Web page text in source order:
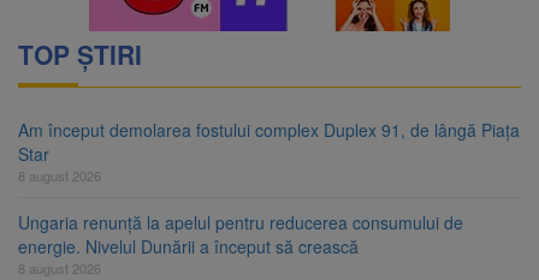
TOP ȘTIRI
Am început demolarea fostului complex Duplex 91, de lângă Piața
Star
8 august 2026
Ungaria renunță la apelul pentru reducerea consumului de
energie. Nivelul Dunării a început să crească
8 august 2026